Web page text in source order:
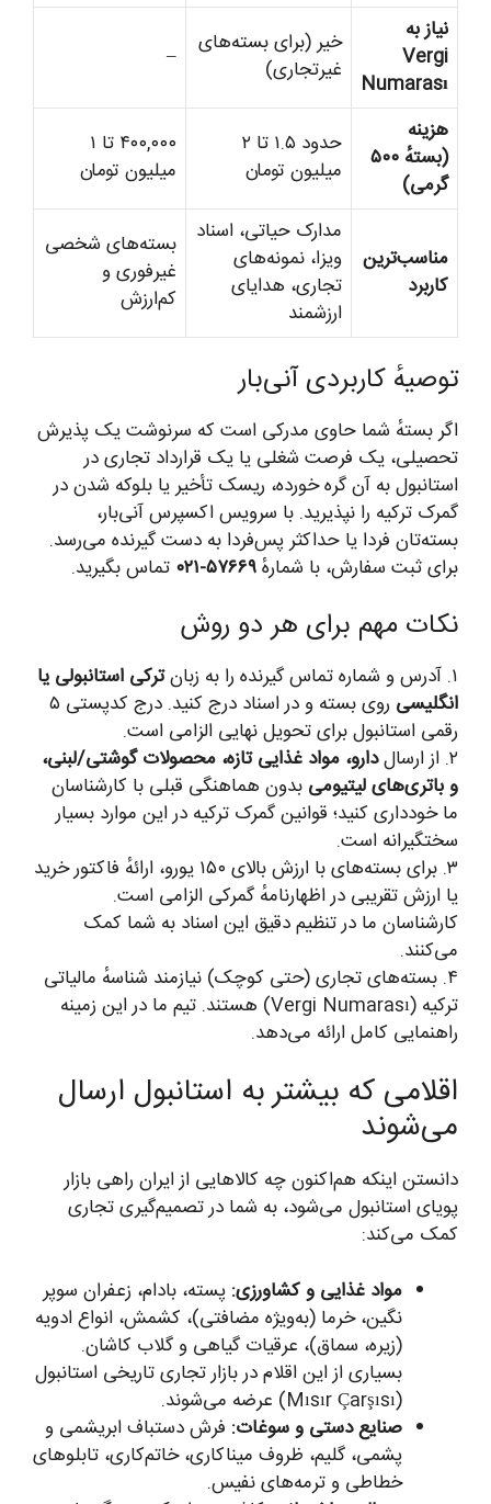
نیاز به
Vergi
Numarası
خیر (برای بسته‌های
غیرتجاری)
–
هزینه
(بستهٔ ۵۰۰
گرمی)
حدود ۱.۵ تا ۲
میلیون تومان
۴۰۰,۰۰۰ تا ۱
میلیون تومان
مناسب‌ترین
کاربرد
مدارک حیاتی، اسناد
ویزا، نمونه‌های
تجاری، هدایای
ارزشمند
بسته‌های شخصی
غیرفوری و
کم‌ارزش
توصیهٔ کاربردی آنی‌بار
اگر بستهٔ شما حاوی مدرکی است که سرنوشت یک پذیرش
تحصیلی، یک فرصت شغلی یا یک قرارداد تجاری در
استانبول به آن گره خورده، ریسک تأخیر یا بلوکه شدن در
گمرک ترکیه را نپذیرید. با سرویس اکسپرس آنی‌بار،
بسته‌تان فردا یا حداکثر پس‌فردا به دست گیرنده می‌رسد.
برای ثبت سفارش، با شمارهٔ۵۷۶۶۹-۰۲۱ تماس بگیرید.
نکات مهم برای هر دو روش
۱. آدرس و شماره تماس گیرنده را به زبان
ترکی استانبولی یا
انگلیسی
روی بسته و در اسناد درج کنید. درج کدپستی ۵
رقمی استانبول برای تحویل نهایی الزامی است.
۲. از ارسال
دارو، مواد غذایی تازه، محصولات گوشتی/لبنی،
و باتری‌های لیتیومی بدون هماهنگی قبلی با کارشناسان
ما خودداری کنید؛ قوانین گمرک ترکیه در این موارد بسیار
سختگیرانه است.
۳. برای بسته‌های با ارزش بالای ۱۵۰ یورو، ارائهٔ فاکتور خرید
یا ارزش تقریبی در اظهارنامهٔ گمرکی الزامی است.
کارشناسان ما در تنظیم دقیق این اسناد به شما کمک
می‌کنند.
۴. بسته‌های تجاری (حتی کوچک) نیازمند شناسهٔ مالیاتی
ترکیه (Vergi Numarası) هستند. تیم ما در این زمینه
راهنمایی کامل ارائه می‌دهد.
اقلامی که بیشتر به استانبول ارسال
می‌شوند
دانستن اینکه هم‌اکنون چه کالاهایی از ایران راهی بازار
پویای استانبول می‌شود، به شما در تصمیم‌گیری تجاری
کمک می‌کند:
مواد غذایی و کشاورزی: پسته، بادام، زعفران سوپر
نگین، خرما (به‌ویژه مضافتی)، کشمش، انواع ادویه
(زیره، سماق)، عرقیات گیاهی و گلاب کاشان.
بسیاری از این اقلام در بازار تجاری تاریخی استانبول
(Mısır Çarşısı) عرضه می‌شوند.
صنایع دستی و سوغات: فرش دستباف ابریشمی و
پشمی، گلیم، ظروف میناکاری، خاتم‌کاری، تابلوهای
خطاطی و ترمه‌های نفیس.